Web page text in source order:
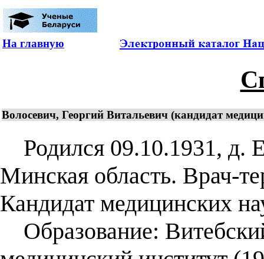
На главную
Волосевич, Георгий Витальевич (кандидат
Родился 09.10.1931, д.
Минская область. Врач-
Кандидат медицинских
Образование: